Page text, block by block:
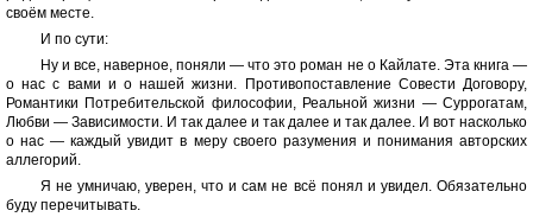
своём месте.
И по сути:
Ну и все, наверное, поняли — что это роман не о Кайлате. Эта книга —
о нас с вами и о нашей жизни. Противопоставление Совести Договору,
Романтики Потребительской философии, Реальной жизни — Суррогатам,
Любви — Зависимости. И так далее и так далее и так далее. И вот насколько
о нас — каждый увидит в меру своего разумения и понимания авторских
аллегорий.
Я не умничаю, уверен, что и сам не всё понял и увидел. Обязательно
буду перечитывать.